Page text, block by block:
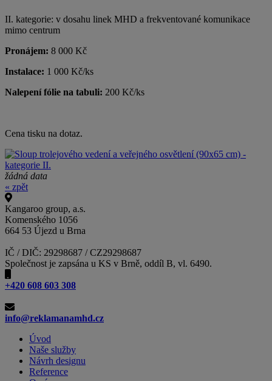
II. kategorie: v dosahu linek MHD a frekventované komunikace
mimo centrum
Pronájem: 8 000 Kč
Instalace: 1 000 Kč/ks
Nalepení fólie na tabuli: 200 Kč/ks
Cena tisku na dotaz.
žádná data
« zpět
Kangaroo group, a.s.
Komenského 1056
664 53 Újezd u Brna
IČ / DIČ: 29298687 / CZ29298687
Společnost je zapsána u KS v Brně, oddíl B, vl. 6490.
+420 608 603 308
info@reklamanamhd.cz
Úvod
Naše služby
Návrh designu
Reference